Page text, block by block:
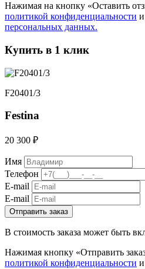
Нажимая на кнопку «Оставить
политикой конфиденциальности
персональных данных.
Купить в 1 клик
F20401/3
Festina
20 300 ₽
Имя
Телефон
E-mail
E-mail
Отправить заказ
В стоимость заказа может быть
Нажимая кнопку «Отправить
политикой конфиденциальности